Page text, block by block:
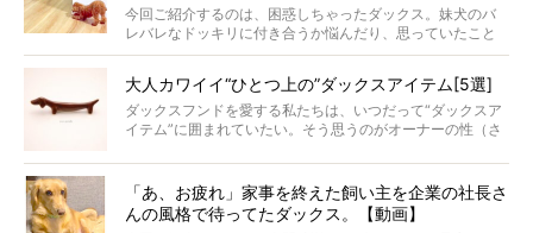
今回ご紹介するのは、困惑しちゃったダックス。妹犬のバ
レバレなドッキリに付き合うか悩んだり、思っていたこと
と違う事態に陥ったり。そんなお悩み全開なダックスの様
大人カワイイ“ひとつ上の”ダックスアイテム[5選]
ダックスフンドを愛する私たちは、いつだって“ダックスア
イテム”に囲まれていたい。そう思うのがオーナーの性（さ
ムをご紹介。
「あ、お疲れ」家事を終えた飼い主を企業の社長さ
んの風格で待ってたダックス。【動画】